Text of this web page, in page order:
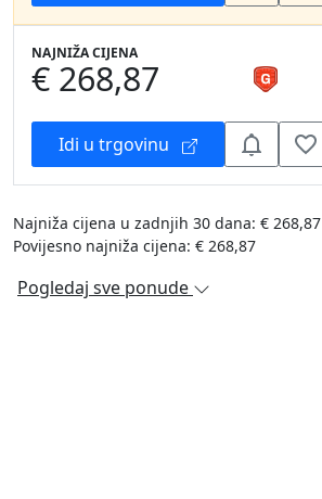
NAJNIŽA CIJENA
€ 268,87
Idi u trgovinu
Najniža cijena u zadnjih 30 dana: € 268,87
Povijesno najniža cijena: € 268,87
Pogledaj sve ponude